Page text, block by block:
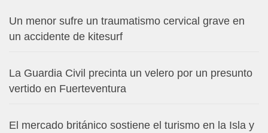
Un menor sufre un traumatismo cervical grave en
un accidente de kitesurf
La Guardia Civil precinta un velero por un presunto
vertido en Fuerteventura
El mercado británico sostiene el turismo en la Isla y